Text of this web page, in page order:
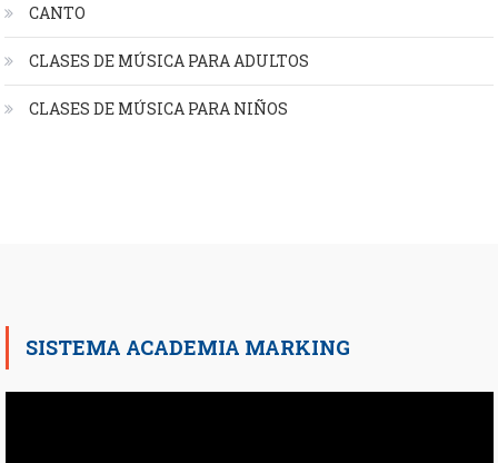
CANTO
CLASES DE MÚSICA PARA ADULTOS
CLASES DE MÚSICA PARA NIÑOS
SISTEMA ACADEMIA MARKING